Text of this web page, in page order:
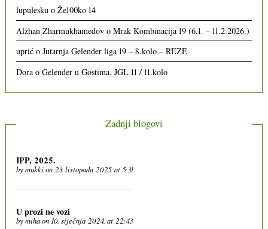
lupulesku oŽe100ko 14
Alzhan Zharmukhamedov oMrak Kombinacija 19 (6.1. – 11.2.2026.)
uprić oJutarnja Gelender liga 19 – 8.kolo – REZE
Dora oGelender u Gostima, JGL 11 / 11.kolo
Zadnji blogovi
IPP, 2025.
bymukkion 23. listopada 2025. at 5:31
U prozi ne vozi
bymihaon 10. siječnja 2024. at 22:43